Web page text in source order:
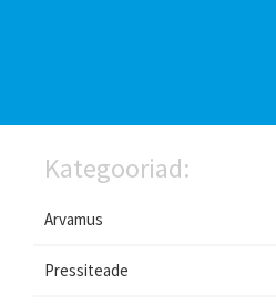
Kategooriad:
Arvamus
Pressiteade